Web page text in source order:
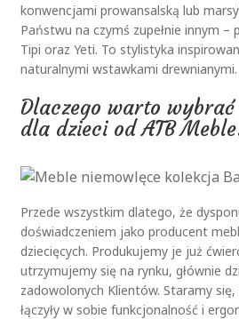
konwencjami prowansalską lub
Państwu na czymś zupełnie innym
Tipi oraz Yeti. To stylistyka
naturalnymi wstawkami drewnianymi.
Dlaczego warto
dla dzieci od ATB
Przede wszystkim dlatego, że
doświadczeniem jako producent
dziecięcych. Produkujemy je już
utrzymujemy się na rynku, głównie
zadowolonych Klientów. Staramy
łączyły w sobie funkcjonalność i